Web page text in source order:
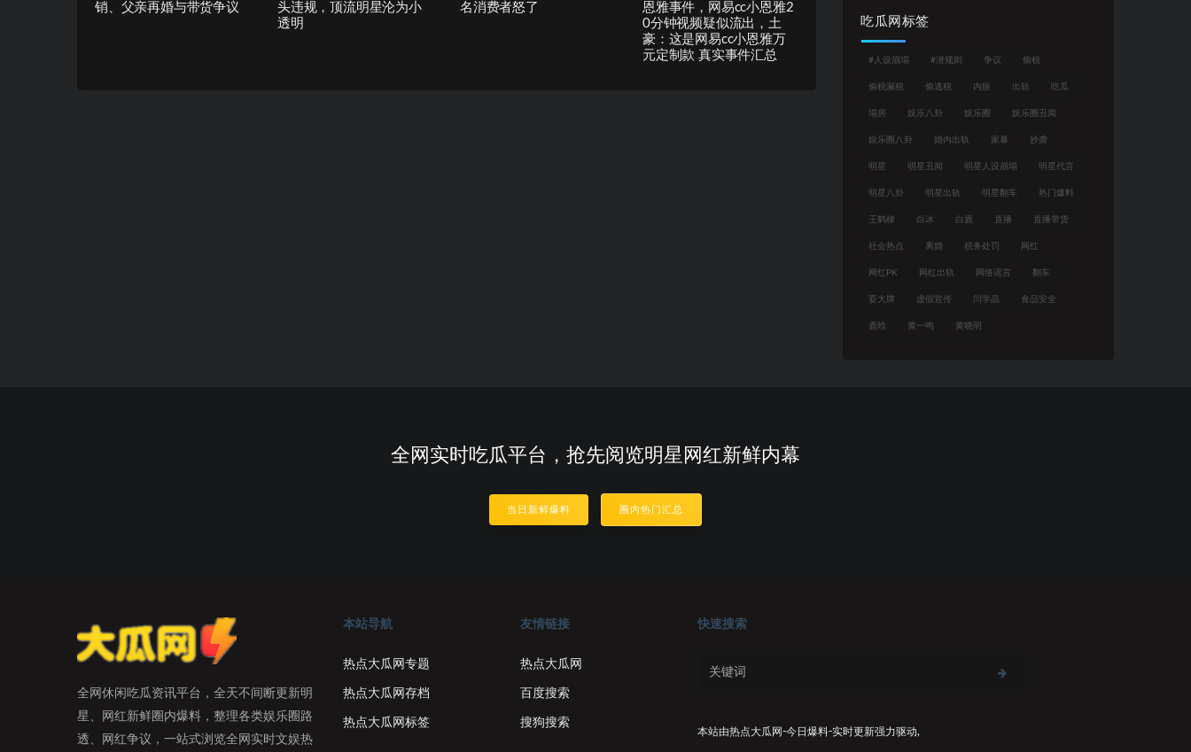
销、父亲再婚与带货争议
头违规，顶流明星沦为小
透明
名消费者怒了
恩雅事件，网易cc小恩雅2
0分钟视频疑似流出，土
豪：这是网易cc小恩雅万
元定制款 真实事件汇总
吃瓜网标签
#人设崩塌 #潜规则 争议 偷税
偷税漏税 偷逃税 内娱 出轨 吃瓜
塌房 娱乐八卦 娱乐圈 娱乐圈丑闻
娱乐圈八卦 婚内出轨 家暴 抄袭
明星 明星丑闻 明星人设崩塌 明星代言
明星八卦 明星出轨 明星翻车 热门爆料
王鹤棣 白冰 白鹿 直播 直播带货
社会热点 离婚 税务处罚 网红
网红PK 网红出轨 网络谣言 翻车
耍大牌 虚假宣传 闫学晶 食品安全
鹿晗 黄一鸣 黄晓明
全网实时吃瓜平台，抢先阅览明星网红新鲜内幕
当日新鲜爆料 圈内热门汇总
全网休闲吃瓜资讯平台，全天不间断更新明
星、网红新鲜圈内爆料，整理各类娱乐圈路
透、网红争议，一站式浏览全网实时文娱热
本站导航
热点大瓜网专题
热点大瓜网存档
热点大瓜网标签
友情链接
热点大瓜网
百度搜索
搜狗搜索
快速搜索
本站由热点大瓜网-今日爆料-实时更新强力驱动,